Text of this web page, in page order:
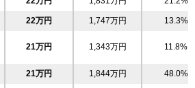
22万円 1,747万円 13.3%
21万円 1,343万円 11.8%
21万円 1,844万円 48.0%